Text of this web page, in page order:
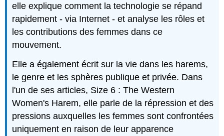
elle explique comment la technologie se répand
rapidement - via Internet - et analyse les rôles et
les contributions des femmes dans ce
mouvement.
Elle a également écrit sur la vie dans les harems,
le genre et les sphères publique et privée. Dans
l'un de ses articles, Size 6 : The Western
Women's Harem, elle parle de la répression et des
pressions auxquelles les femmes sont confrontées
uniquement en raison de leur apparence